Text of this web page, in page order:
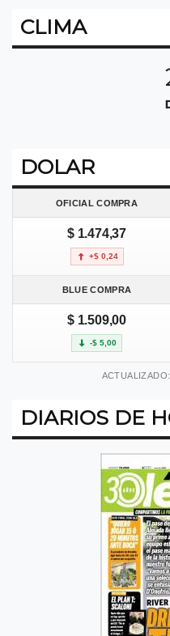
CLIMA
DOLAR
OFICIAL COMPRA
$ 1.474,37
+$ 0,24
BLUE COMPRA
$ 1.509,00
-$ 5,00
DIARIOS DE